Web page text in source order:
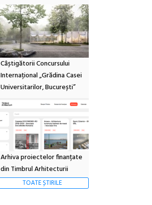
Câștigătorii Concursului
Internațional „Grădina Casei
Universitarilor, București”
Arhiva proiectelor finanțate
din Timbrul Arhitecturii
TOATE ȘTIRILE